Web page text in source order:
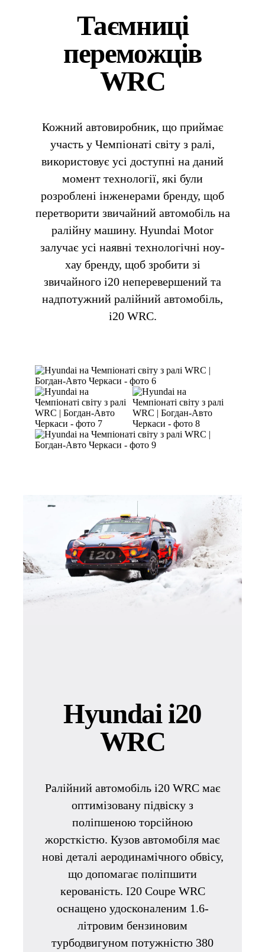
Таємниці
переможців
WRC
Кожний автовиробник, що приймає
участь у Чемпіонаті світу з ралі,
використовує усі доступні на даний
момент технології, які були
розроблені інженерами бренду, щоб
перетворити звичайний автомобіль на
ралійну машину. Hyundai Motor
залучає усі наявні технологічні ноу-
хау бренду, щоб зробити зі
звичайного i20 неперевершений та
надпотужний ралійний автомобіль,
i20 WRC.
Hyundai i20
WRC
Ралійний автомобіль i20 WRC має
оптимізовану підвіску з
поліпшеною торсійною
жорсткістю. Кузов автомобіля має
нові деталі аеродинамічного обвісу,
що допомагає поліпшити
керованість. I20 Coupe WRC
оснащено удосконаленим 1.6-
літровим бензиновим
турбодвигуном потужністю 380